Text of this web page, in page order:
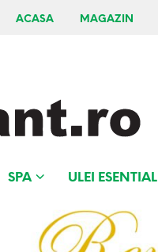
ACASA MAGAZIN
SPA ULEI ESENTIAL